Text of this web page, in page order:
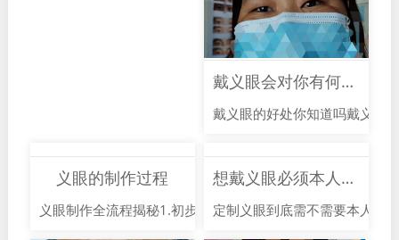
戴义眼会对你有何改变
戴义眼的好处你知道吗戴义眼
义眼的制作过程
义眼制作全流程揭秘1.初步咨询与评估在专业的义眼定制机
想戴义眼必须本人到现场吗
定制义眼到底需不需要本人到